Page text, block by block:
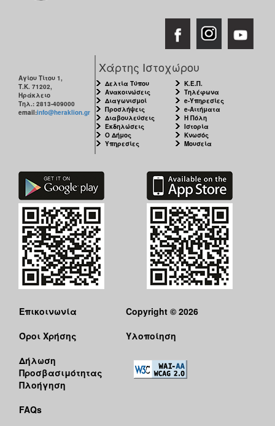
Αγίου Τίτου 1,
Τ.Κ. 71202,
Ηράκλειο
Τηλ.: 2813-409000
email:info@heraklion.gr
Χάρτης Ιστοχώρου
Δελτία Τύπου
Ανακοινώσεις
Διαγωνισμοί
Προσλήψεις
Διαβουλεύσεις
Εκδηλώσεις
Ο Δήμος
Υπηρεσίες
Κ.Ε.Π.
Τηλέφωνα
e-Υπηρεσίες
e-Αιτήματα
Η Πόλη
Ιστορία
Κνωσός
Μουσεία
Επικοινωνία
Όροι Χρήσης
Δήλωση
Προσβασιμότητας
Πλοήγηση
FAQs
Copyright © 2026
Υλοποίηση